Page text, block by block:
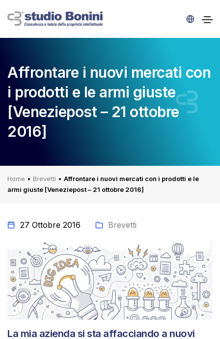
Affrontare i nuovi mercati con
i prodotti e le armi giuste
[Veneziepost – 21 ottobre
2016]
Home • Brevetti • Affrontare i nuovi mercati con i prodotti e le
armi giuste [Veneziepost – 21 ottobre 2016]
27 Ottobre 2016 Brevetti
La mia azienda si sta affacciando a nuovi